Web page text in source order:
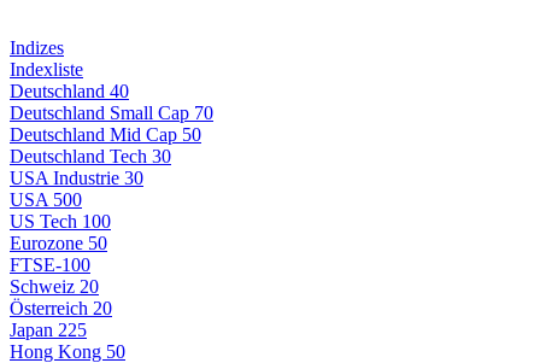
Indizes
Indexliste
Deutschland 40
Deutschland Small Cap 70
Deutschland Mid Cap 50
Deutschland Tech 30
USA Industrie 30
USA 500
US Tech 100
Eurozone 50
FTSE-100
Schweiz 20
Österreich 20
Japan 225
Hong Kong 50